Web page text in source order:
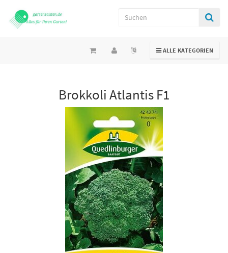
TOGGLE NAVIGATION
ALLE KATEGORIEN
Brokkoli Atlantis F1